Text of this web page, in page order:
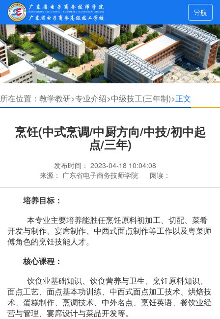
导航
所在位置： 教学教研>专业介绍>中级技工(三年制)>正文
烹饪(中式烹调/中厨方向/中技/初中起
点/三年)
发布时间： 2023-04-18 10:04:08
来源： 广东省电子商务技师学院 阅读：
培养目标：
本专业主要培养能胜任烹饪原料初加工、切配、菜肴
开发与制作、宴席制作、中西式面点制作等工作以及粤菜师
傅角色的烹饪技能人才。
核心课程：
饮食业基础知识、饮食营养与卫生、烹饪原料知识、
面点工艺、面点基本功训练、中西式面点加工技术、烘焙技
术、蛋糕制作、烹调技术、中外名点、烹饪英语、餐饮业经
营与管理、宴席设计与菜品开发等。